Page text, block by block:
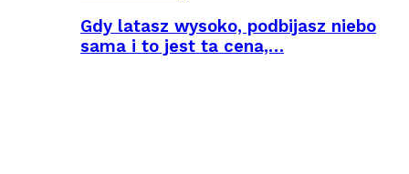
Gdy latasz wysoko, podbijasz niebo
sama i to jest ta cena,…